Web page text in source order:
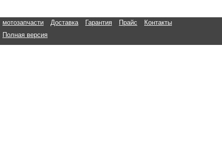
мотозапчасти Доставка Гарантия Прайс
Контакты
Полная версия